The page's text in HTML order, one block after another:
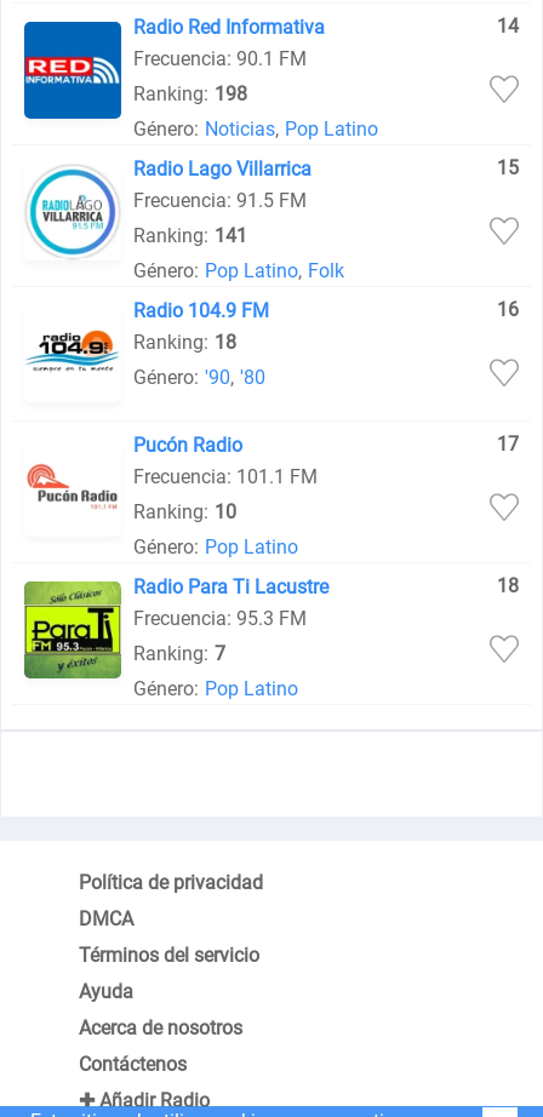
Radio Red Informativa
14
Frecuencia: 90.1 FM
Ranking: 198
Género: Noticias, Pop Latino
Radio Lago Villarrica
15
Frecuencia: 91.5 FM
Ranking: 141
Género: Pop Latino, Folk
Radio 104.9 FM
16
Ranking: 18
Género: '90, '80
Pucón Radio
17
Frecuencia: 101.1 FM
Ranking: 10
Género: Pop Latino
Radio Para Ti Lacustre
18
Frecuencia: 95.3 FM
Ranking: 7
Género: Pop Latino
Política de privacidad
DMCA
Términos del servicio
Ayuda
Acerca de nosotros
Contáctenos
✚ Añadir Radio